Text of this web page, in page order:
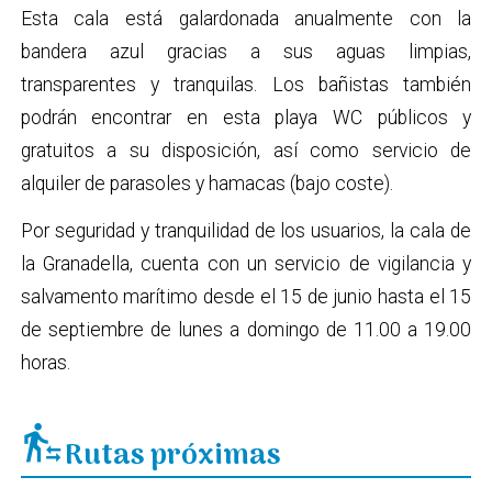
Esta cala está galardonada anualmente con la
bandera azul gracias a sus aguas limpias,
transparentes y tranquilas. Los bañistas también
podrán encontrar en esta playa WC públicos y
gratuitos a su disposición, así como servicio de
alquiler de parasoles y hamacas (bajo coste).
Por seguridad y tranquilidad de los usuarios, la cala de
la Granadella, cuenta con un servicio de vigilancia y
salvamento marítimo desde el 15 de junio hasta el 15
de septiembre de lunes a domingo de 11.00 a 19.00
horas.
transfer_within_a_stationRutas próximas